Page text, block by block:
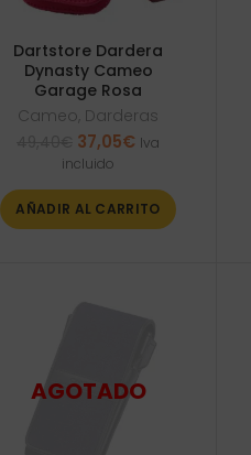
Dartstore Dardera
Dynasty Cameo
Garage Rosa
Cameo, Darderas
El
precio
era:
49,40€.
37,05€El
es:
37,05€.
Iva
incluido
AÑADIR AL CARRITO